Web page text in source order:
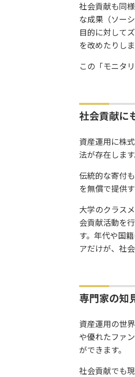
社会貢献も同
な成果（ソー
目的に対して
を改めたりしま
この「モニタ
社会貢献に
資産運用に株
法が存在します
伝統的な寄付
を無償で提供
大学のクラス
会貢献活動を
す。年代や国
アだけが、社
専門家の知
資産運用の世
や優れたファ
ができます。
社会貢献でも